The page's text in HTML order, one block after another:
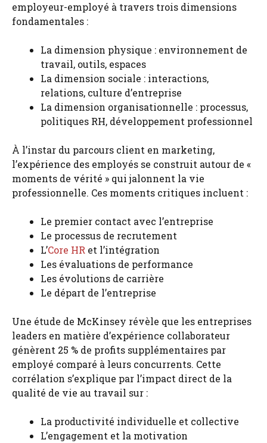
employeur-employé à travers trois dimensions
fondamentales :
La dimension physique : environnement de
travail, outils, espaces
La dimension sociale : interactions,
relations, culture d’entreprise
La dimension organisationnelle : processus,
politiques RH, développement professionnel
À l’instar du parcours client en marketing,
l’expérience des employés se construit autour de «
moments de vérité » qui jalonnent la vie
professionnelle. Ces moments critiques incluent :
Le premier contact avec l’entreprise
Le processus de recrutement
L’Core HR et l’intégration
Les évaluations de performance
Les évolutions de carrière
Le départ de l’entreprise
Une étude de McKinsey révèle que les entreprises
leaders en matière d’expérience collaborateur
génèrent 25 % de profits supplémentaires par
employé comparé à leurs concurrents. Cette
corrélation s’explique par l’impact direct de la
qualité de vie au travail sur :
La productivité individuelle et collective
L’engagement et la motivation